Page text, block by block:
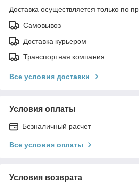
Доставка осуществляется только по
Самовывоз
Доставка курьером
Транспортная компания
Все условия доставки
Условия оплаты
Безналичный расчет
Все условия оплаты
Условия возврата